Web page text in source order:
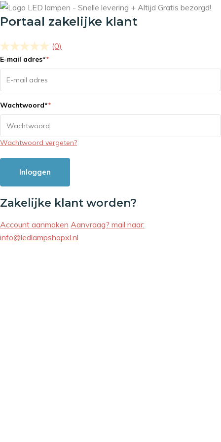
Portaal zakelijke klant
(0)
E-mail adres**
Wachtwoord**
Wachtwoord vergeten?
Inloggen
Zakelijke klant worden?
Account aanmaken Aanvraag? mail naar:
info@ledlampshopxl.nl